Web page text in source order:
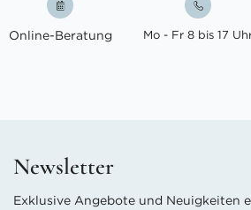
Online-Beratung Mo - Fr 8 bis 17
Newsletter
Exklusive Angebote und Neuigkeiten